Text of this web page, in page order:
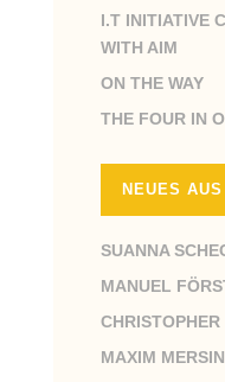
I.T INITIATIVE
WITH AIM
ON THE WAY
THE FOUR IN
NEUES
SUANNA
MANUEL
MAXIM